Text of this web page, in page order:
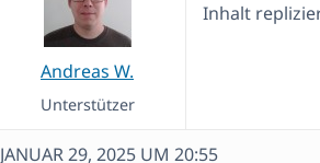
Andreas W.
Unterstützer
Inhalt
JANUAR 29, 2025 UM 20:55